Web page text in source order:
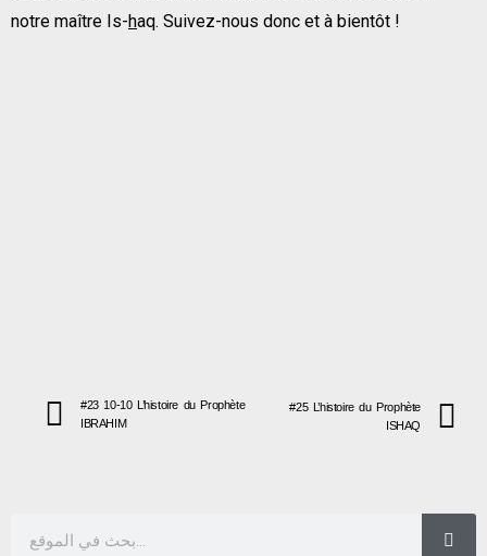
notre maître Is-haq. Suivez-nous donc et à bientôt !
#23 10-10 L’histoire du Prophète
IBRAHIM
#25 L’histoire du Prophète
ISHAQ